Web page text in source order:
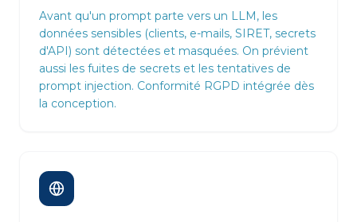
Avant qu'un prompt parte vers un LLM, les
données sensibles (clients, e-mails, SIRET, secrets
d'API) sont détectées et masquées. On prévient
aussi les fuites de secrets et les tentatives de
prompt injection. Conformité RGPD intégrée dès
la conception.